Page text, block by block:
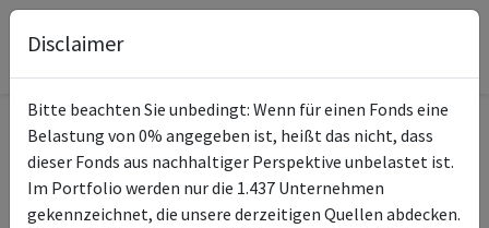
Informationen zum Fonds
Name XAIA Credit Basis (I)
Disclaimer
Bitte beachten Sie unbedingt: Wenn für einen Fonds eine
Belastung von 0% angegeben ist, heißt das nicht, dass
dieser Fonds aus nachhaltiger Perspektive unbelastet ist.
Im Portfolio werden nur die 1.437 Unternehmen
gekennzeichnet, die unsere derzeitigen Quellen abdecken.